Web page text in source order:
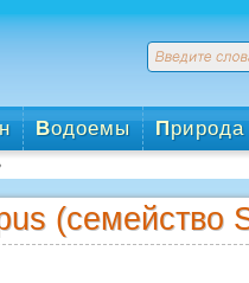
Водоемы Природа
(семейство